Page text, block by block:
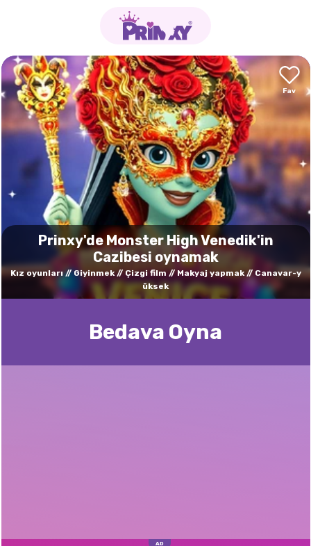
Prinxy'de Monster High Venedik'in
Cazibesi oynamak
Kız oyunları Giyinmek Çizgi film Makyaj yapmak
Canavar-y
üksek
Bedava Oyna